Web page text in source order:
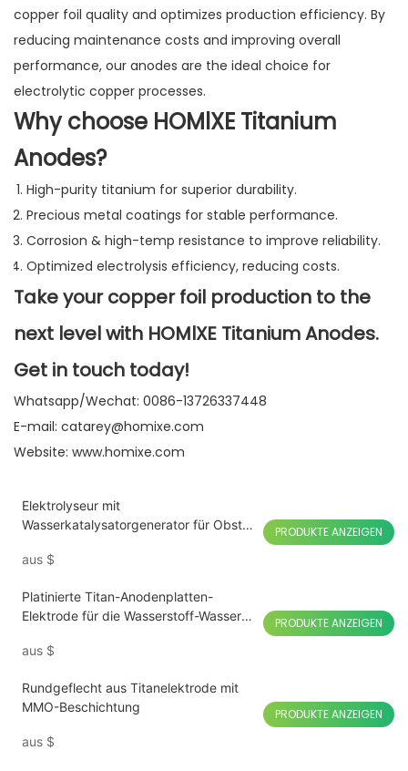
copper foil quality and optimizes production efficiency. By
reducing maintenance costs and improving overall
performance, our anodes are the ideal choice for
electrolytic copper processes.
Why choose HOMlXE Titanium
Anodes?
High-purity titanium for superior durability.
Precious metal coatings for stable performance.
Corrosion & high-temp resistance to improve reliability.
Optimized electrolysis efficiency, reducing costs.
Take your copper foil production to the
next level with HOMlXE Titanium Anodes.
Get in touch today!
Whatsapp/Wechat: 0086-13726337448
E-mail: catarey@homixe.com
Website: www.homixe.com
Elektrolyseur mit
Wasserkatalysatorgenerator für Obst-
aus $
PRODUKTE ANZEIGEN
Platinierte Titan-Anodenplatten-
Elektrode für die Wasserstoff-Wasser-
aus $
PRODUKTE ANZEIGEN
Rundgeflecht aus Titanelektrode mit
MMO-Beschichtung
aus $
PRODUKTE ANZEIGEN